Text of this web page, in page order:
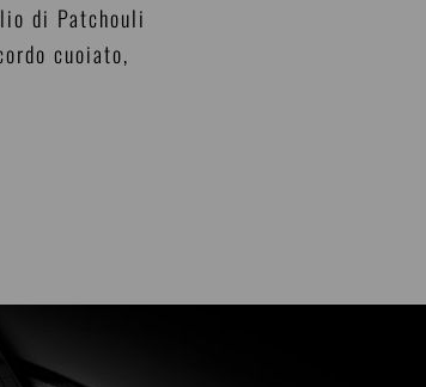
di Patchouli
cuoiato,